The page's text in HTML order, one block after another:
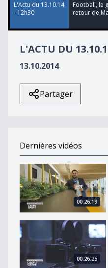
L'Actu du 13.10.14
- 12h30
Football, le
retour de
L'ACTU DU
13.10.2014
Partager
Dernières vidéos
L&#039;actualité
00:26:19
L&#039;actualité
00:26:25